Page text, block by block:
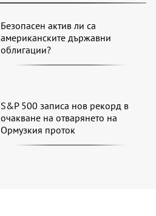
Безопасен актив ли са
американските държавни
облигации?
S&P 500 записа нов рекорд в
очакване на отварянето на
Ормузкия проток